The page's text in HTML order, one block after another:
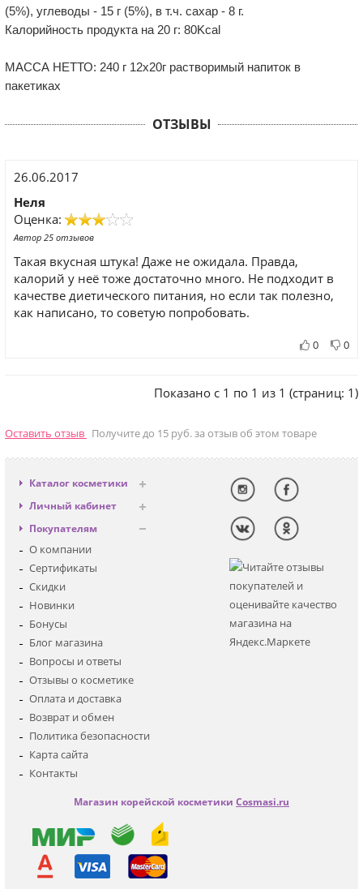
(5%), углеводы - 15 г (5%), в т.ч. сахар - 8 г.
Калорийность продукта на 20 г: 80Kcal
МАССА НЕТТО: 240 г 12х20г растворимый напиток в
пакетиках
ОТЗЫВЫ
26.06.2017
Неля
Оценка:
Автор 25 отзывов
Такая вкусная штука! Даже не ожидала. Правда,
калорий у неё тоже достаточно много. Не подходит в
качестве диетического питания, но если так полезно,
как написано, то советую попробовать.
0 0
Показано с 1 по 1 из 1 (страниц: 1)
Оставить отзыв Получите до 15 руб. за отзыв об этом товаре
Каталог косметики
Антивозрастная
Декоративная
Для глаз
Для тела
Наборы
Детская
Личный кабинет
Вход
Регистрация
Покупателям
О компании
Сертификаты
Скидки
Новинки
Бонусы
Блог магазина
Вопросы и ответы
Отзывы о косметике
Оплата и доставка
Возврат и обмен
Политика безопасности
Карта сайта
Контакты
Магазин корейской косметики Cosmasi.ru